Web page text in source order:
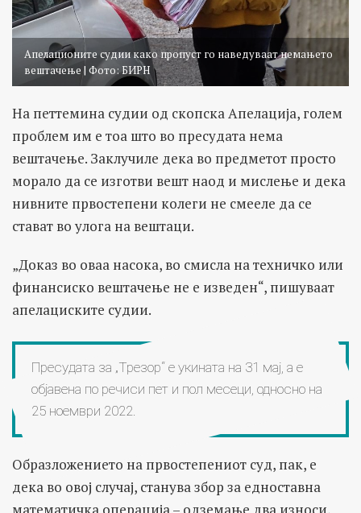
Апелационите судии како пропуст го наведуваат немањето
вештачење | Фото: БИРН
На петтемина судии од скопска Апелација, голем
проблем им е тоа што во пресудата нема
вештачење. Заклучиле дека во предметот просто
морало да се изготви вешт наод и мислење и дека
нивните првостепени колеги не смееле да се
стават во улога на вештаци.
„Доказ во оваа насока, во смисла на техничко или
финансиско вештачење не е изведен“, пишуваат
апелациските судии.
Пресудата за „Трезор“ е укината на 31 мај, а е
објавена по речиси пет и пол месеци, односно на
25 ноември 2022.
Образложението на првостепениот суд, пак, е
дека во овој случај, станува збор за едноставна